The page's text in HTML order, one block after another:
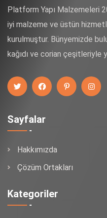
Platform Yapı Malzemeleri
iyi malzeme ve üstün
kurulmuştur. Bünyemizde
kağıdı ve corian çeşitleriyle
Sayfalar
Hakkımızda
Çözüm Ortakları
Kategoriler